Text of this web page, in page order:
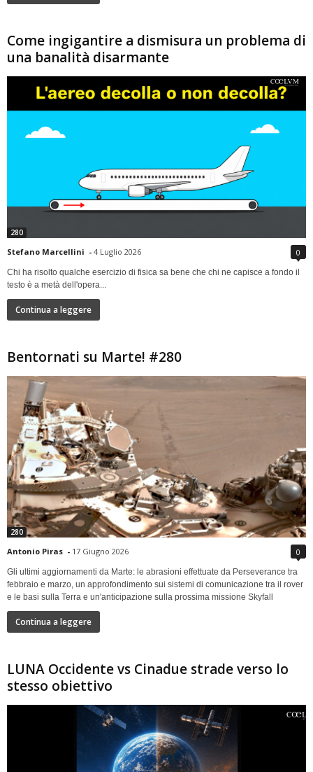
Come ingigantire a dismisura un problema di
una banalità disarmante
280
Stefano Marcellini - 4 Luglio 2026 0
Chi ha risolto qualche esercizio di fisica sa bene che chi ne capisce a fondo il
testo è a metà dell'opera...
Continua a leggere
Bentornati su Marte! #280
280
Antonio Piras - 17 Giugno 2026 0
Gli ultimi aggiornamenti da Marte: le abrasioni effettuate da Perseverance tra
febbraio e marzo, un approfondimento sui sistemi di comunicazione tra il rover
e le basi sulla Terra e un'anticipazione sulla prossima missione Skyfall
Continua a leggere
LUNA Occidente vs Cinadue strade verso lo
stesso obiettivo